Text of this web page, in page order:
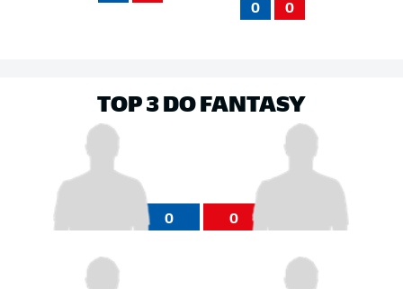
0 0
TOP 3 DO FANTASY
0 0